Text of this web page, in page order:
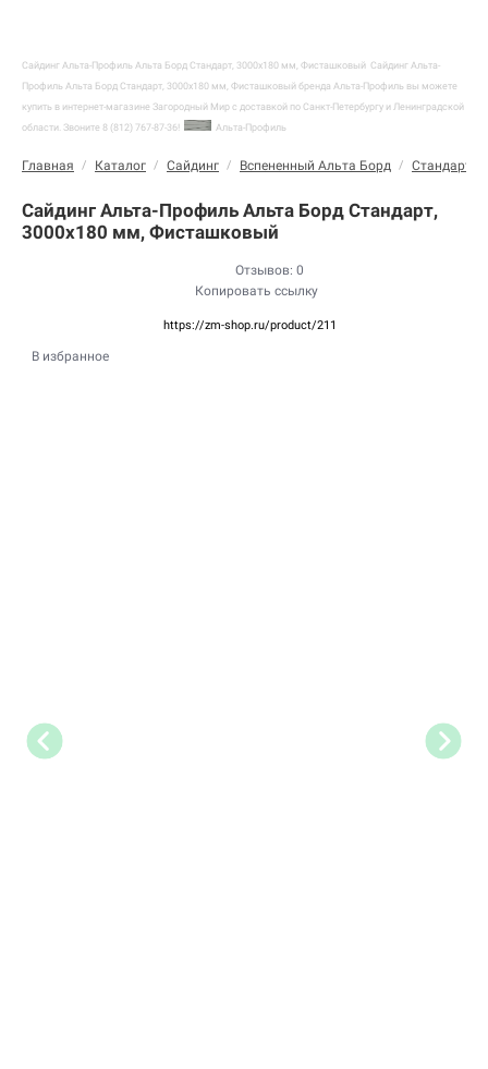
Сайдинг Альта-Профиль Альта Борд Стандарт, 3000х180 мм, Фисташковый Сайдинг Альта-
Профиль Альта Борд Стандарт, 3000х180 мм, Фисташковый бренда Альта-Профиль вы можете
купить в интернет-магазине Загородный Мир с доставкой по Санкт-Петербургу и Ленинградской
области. Звоните 8 (812) 767-87-36!
Альта-Профиль
Главная / Каталог / Сайдинг / Вспененный Альта Борд / Стандарт
Сайдинг Альта-Профиль Альта Борд Стандарт,
3000х180 мм, Фисташковый
Отзывов: 0
Копировать ссылку
https://zm-shop.ru/product/211
В избранное